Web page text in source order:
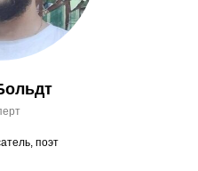
поэт